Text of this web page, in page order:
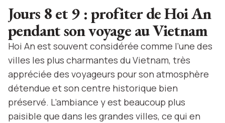
Jours 8 et 9 : profiter de Hoi An
pendant son voyage au Vietnam
Hoi An est souvent considérée comme l’une des
villes les plus charmantes du Vietnam, très
appréciée des voyageurs pour son atmosphère
détendue et son centre historique bien
préservé. L’ambiance y est beaucoup plus
paisible que dans les grandes villes, ce qui en